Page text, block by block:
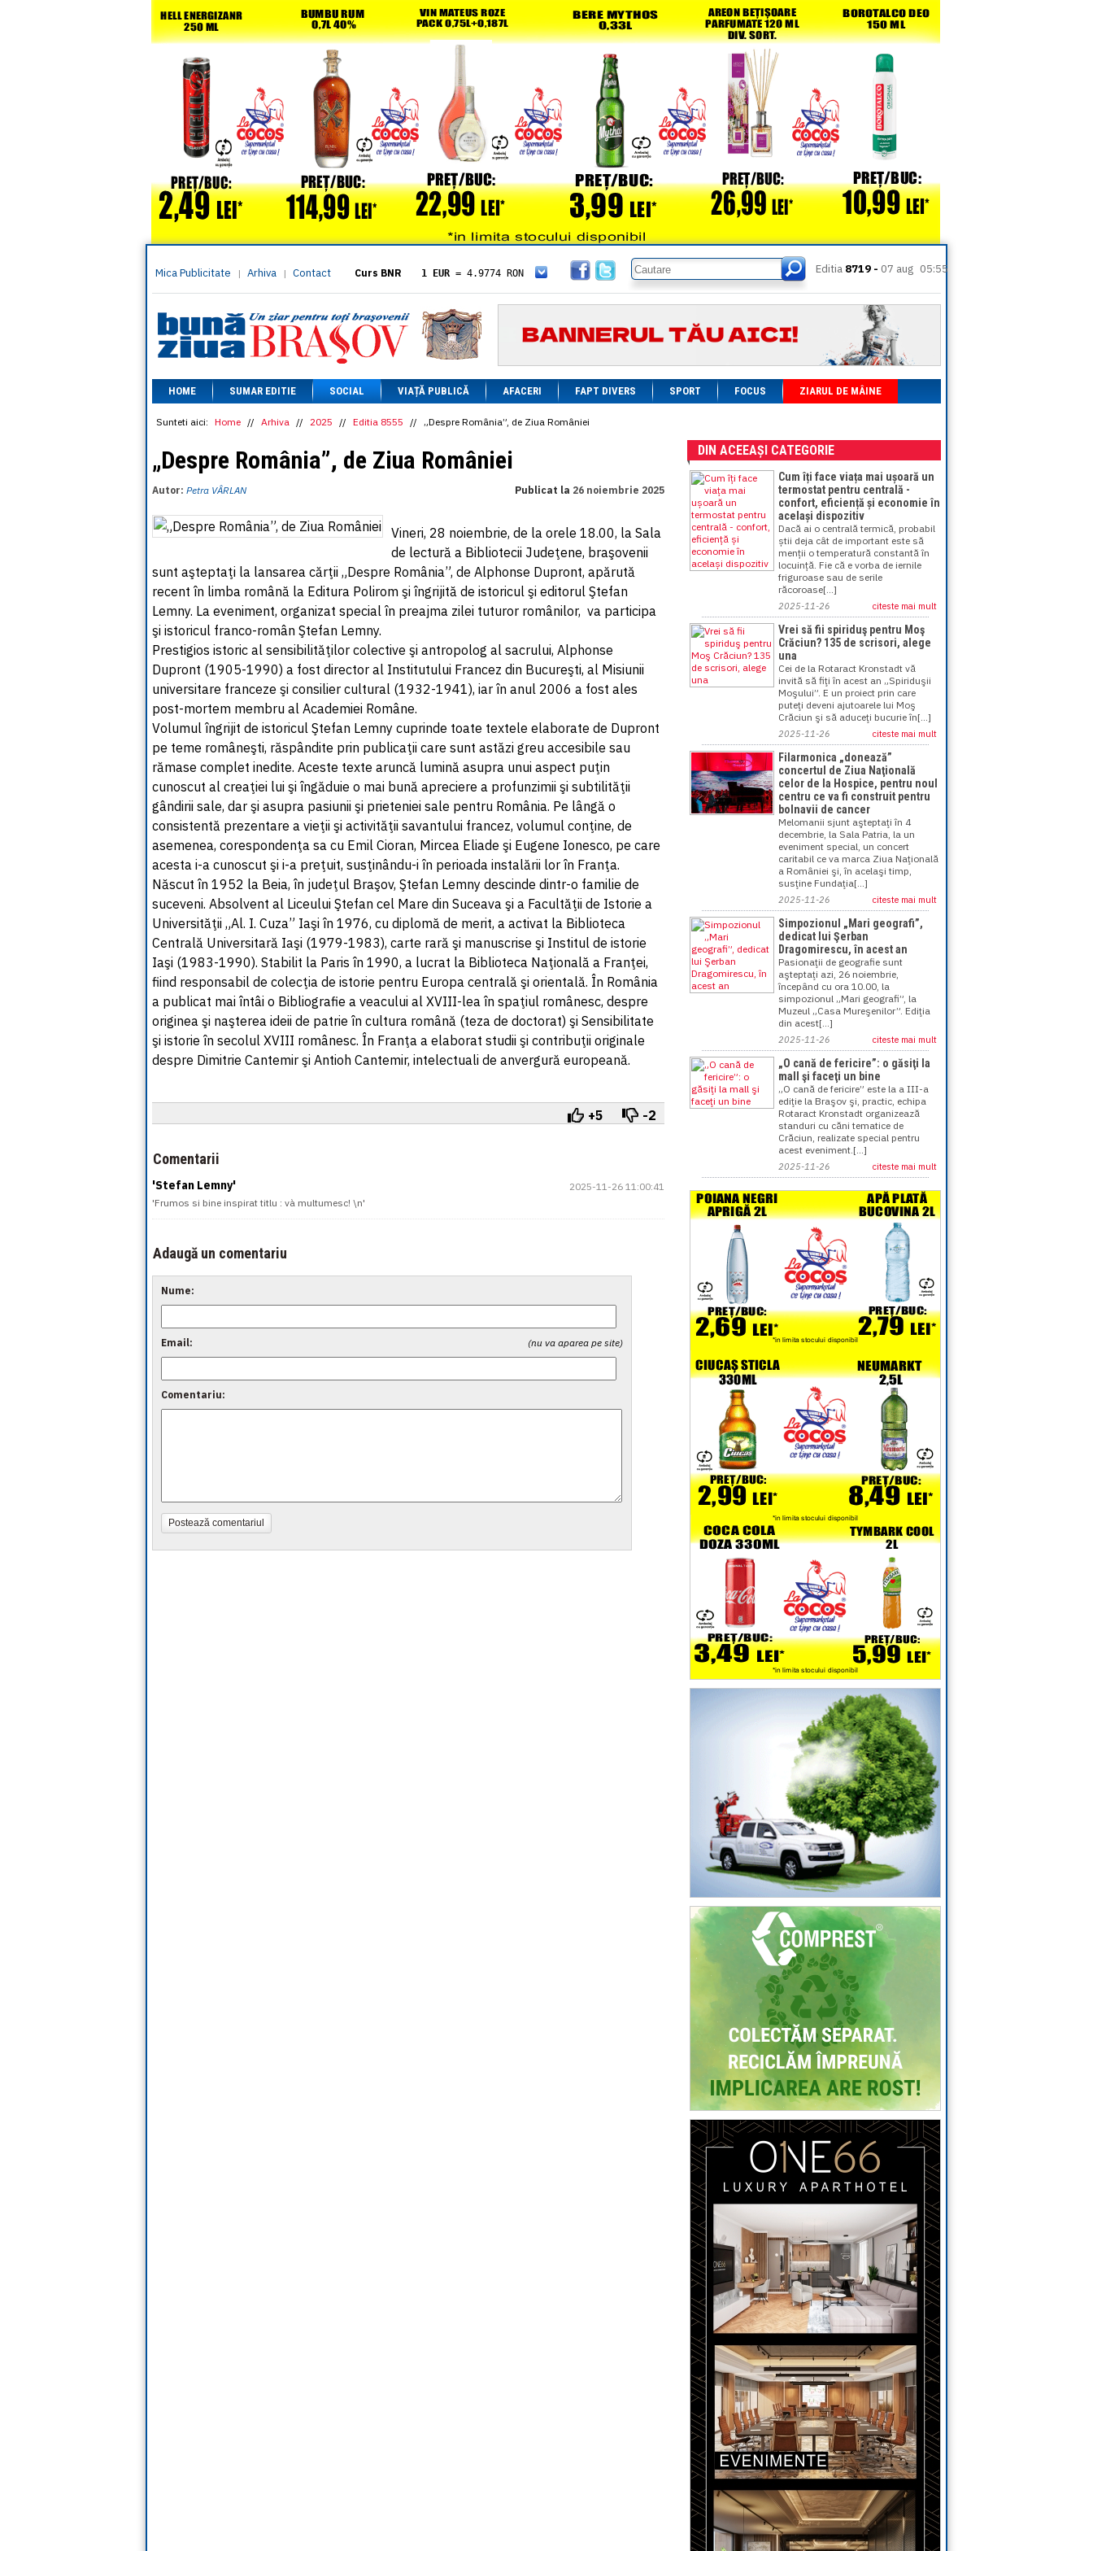
Mica Publicitate | Arhiva | Contact Curs BNR 1 EUR = 4.9774 RON
= 5.8304 RON
1 XAU= 464.4611 RON
1 AED= 1.1933 RON
1 AUD= 2.7957 RON
1 BGN= 2.5449 RON
1 CAD= 3.1559 RON
1 CHF= 5.2813 RON
1 CNY= 0.6015 RON
1 DKK
= 0.6668 RON
1 EGP
= 0.0860 RON
= 0.0513 RON
1 MDL = 0.2538 RON
1 MXN = 0.2227 RON
1 NOK= 0.4191 RON
= 2.6097 RON
1 PLN= 1.1646 RON
1 RSD = 0.0425 RON
1 TRY= 0.1141 RON
1 UAH= 0.1048 RON
1 XDR= 5.9383 RON
= 0.2318 RON
Editia 8719 - 07 aug 05:55
HOME SUMAR EDITIE SOCIAL VIAȚĂ PUBLICĂ AFACERI FAPT DIVERS SPORT FOCUS ZIARUL DE MÂINE
Sunteti aici: Home // Arhiva // 2025 // Editia 8555 // „Despre România”, de Ziua României
„Despre România”, de Ziua României
Autor: Petra VÂRLAN Publicat la 26 noiembrie 2025
Vineri, 28 noiembrie, de la orele 18.00, la Sala
de lectură a Bibliotecii Judeţene, braşovenii
sunt aşteptaţi la lansarea cărţii „Despre România”, de Alphonse Dupront, apărută
recent în limba română la Editura Polirom şi îngrijită de istoricul şi editorul Ştefan
Lemny. La eveniment, organizat special în preajma zilei tuturor românilor, va participa
şi istoricul franco-român Ştefan Lemny.
Prestigios istoric al sensibilităţilor colective şi antropolog al sacrului, Alphonse
Dupront (1905-1990) a fost director al Institutului Francez din Bucureşti, al Misiunii
universitare franceze şi consilier cultural (1932-1941), iar în anul 2006 a fost ales
post-mortem membru al Academiei Române.
Volumul îngrijit de istoricul Ştefan Lemny cuprinde toate textele elaborate de Dupront
pe teme româneşti, răspândite prin publicaţii care sunt astăzi greu accesibile sau
rămase complet inedite. Aceste texte aruncă lumină asupra unui aspect puţin
cunoscut al creaţiei lui şi îngăduie o mai bună apreciere a profunzimii şi subtilităţii
gândirii sale, dar şi asupra pasiunii şi prieteniei sale pentru România. Pe lângă o
consistentă prezentare a vieţii şi activităţii savantului francez, volumul conţine, de
asemenea, corespondenţa sa cu Emil Cioran, Mircea Eliade şi Eugene Ionesco, pe care
acesta i-a cunoscut şi i-a preţuit, susţinându-i în perioada instalării lor în Franţa.
Născut în 1952 la Beia, în judeţul Braşov, Ştefan Lemny descinde dintr-o familie de
suceveni. Absolvent al Liceului Ştefan cel Mare din Suceava şi a Facultăţii de Istorie a
Universităţii „Al. I. Cuza” Iaşi în 1976, cu diplomă de merit, a activat la Biblioteca
Centrală Universitară Iaşi (1979-1983), carte rară şi manuscrise şi Institul de istorie
Iaşi (1983-1990). Stabilit la Paris în 1990, a lucrat la Biblioteca Naţională a Franţei,
fiind responsabil de colecţia de istorie pentru Europa centrală şi orientală. În România
a publicat mai întâi o Bibliografie a veacului al XVIII-lea în spaţiul românesc, despre
originea şi naşterea ideii de patrie în cultura română (teza de doctorat) şi Sensibilitate
şi istorie în secolul XVIII românesc. În Franţa a elaborat studii şi contribuţii originale
despre Dimitrie Cantemir şi Antioh Cantemir, intelectuali de anvergură europeană.
+5 -2
Comentarii
'Stefan Lemny'
2025-11-26 11:00:41
'Frumos si bine inspirat titlu : và multumesc! \n'
Adaugă un comentariu
Nume:
(nu va aparea pe site)
Email:
Comentariu:
Postează comentariul
DIN ACEEAȘI CATEGORIE
Cum îți face viața mai ușoară un
termostat pentru centrală -
confort, eficiență și economie în
același dispozitiv
Dacă ai o centrală termică, probabil
știi deja cât de important este să
menții o temperatură constantă în
locuință. Fie că e vorba de iernile
friguroase sau de serile
răcoroase[...]
2025-11-26 citeste mai mult
Vrei să fii spiriduş pentru Moş
Crăciun? 135 de scrisori, alege
una
Cei de la Rotaract Kronstadt vă
invită să fiţi în acest an „Spiriduşii
Moşului”. E un proiect prin care
puteţi deveni ajutoarele lui Moş
Crăciun şi să aduceţi bucurie în[...]
2025-11-26 citeste mai mult
Filarmonica „donează”
concertul de Ziua Naţională
celor de la Hospice, pentru noul
centru ce va fi construit pentru
bolnavii de cancer
Melomanii sjunt aşteptaţi în 4
decembrie, la Sala Patria, la un
eveniment special, un concert
caritabil ce va marca Ziua Naţională
a României şi, în acelaşi timp,
susţine Fundaţia[...]
2025-11-26 citeste mai mult
Simpozionul „Mari geografi”,
dedicat lui Şerban
Dragomirescu, în acest an
Pasionaţii de geografie sunt
aşteptaţi azi, 26 noiembrie,
începând cu ora 10.00, la
simpozionul „Mari geografi”, la
Muzeul „Casa Mureşenilor”. Ediţia
din acest[...]
2025-11-26 citeste mai mult
„O cană de fericire”: o găsiţi la
mall şi faceţi un bine
„O cană de fericire” este la a III-a
ediţie la Braşov şi, practic, echipa
Rotaract Kronstadt organizează
standuri cu căni tematice de
Crăciun, realizate special pentru
acest eveniment.[...]
2025-11-26 citeste mai mult